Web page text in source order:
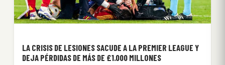
LA CRISIS DE LESIONES SACUDE A LA PREMIER LEAGUE Y
DEJA PÉRDIDAS DE MÁS DE £1.000 MILLONES